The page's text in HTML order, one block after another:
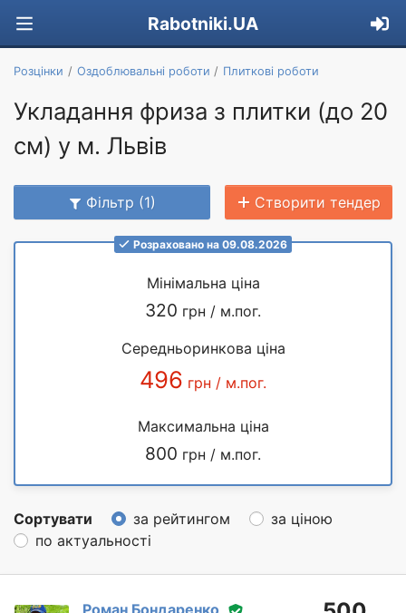
Rabotniki.UA
Розцінки Оздоблювальні роботи Плиткові роботи
Укладання фриза з плитки (до 20
см) у м. Львів
Фільтр (1) Створити тендер
Розраховано на 09.08.2026
Мінімальна ціна
320 грн / м.пог.
Середньоринкова ціна
496 грн / м.пог.
Максимальна ціна
800 грн / м.пог.
Сортувати за рейтингом
за ціною
по актуальності